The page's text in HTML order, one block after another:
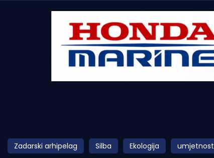
Morski plus
Pomorstvo
Zadarski arhipelag Silba Ekologija umjetnost